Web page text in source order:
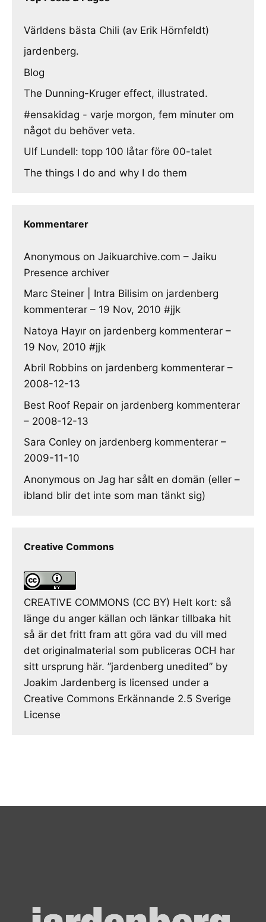
Världens bästa Chili (av Erik Hörnfeldt)
jardenberg.
Blog
The Dunning-Kruger effect, illustrated.
#ensakidag - varje morgon, fem minuter om
något du behöver veta.
Ulf Lundell: topp 100 låtar före 00-talet
The things I do and why I do them
Kommentarer
Anonymous on Jaikuarchive.com – Jaiku
Presence archiver
Marc Steiner | Intra Bilisim on jardenberg
kommenterar – 19 Nov, 2010 #jjk
Natoya Hayır on jardenberg kommenterar –
19 Nov, 2010 #jjk
Abril Robbins on jardenberg kommenterar –
2008-12-13
Best Roof Repair on jardenberg kommenterar
– 2008-12-13
Sara Conley on jardenberg kommenterar –
2009-11-10
Anonymous on Jag har sålt en domän (eller –
ibland blir det inte som man tänkt sig)
Creative Commons
CREATIVE COMMONS (CC BY) Helt kort: så
länge du anger källan och länkar tillbaka hit
så är det fritt fram att göra vad du vill med
det originalmaterial som publiceras OCH har
sitt ursprung här. ”jardenberg unedited” by
Joakim Jardenberg is licensed under a
Creative Commons Erkännande 2.5 Sverige
License